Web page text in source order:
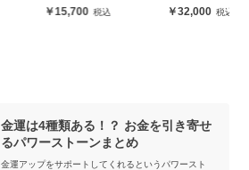
金運は4種類ある！？ お金を引き寄せ
るパワーストーンまとめ
金運アップをサポートしてくれるというパワースト